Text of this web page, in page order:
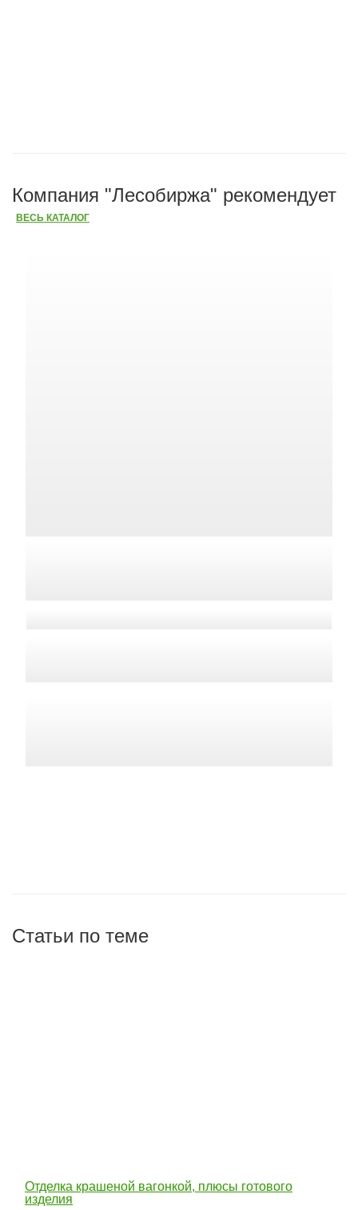
Компания "Лесобиржа" рекомендует
ВЕСЬ КАТАЛОГ
Статьи по теме
Отделка крашеной вагонкой, плюсы готового
изделия